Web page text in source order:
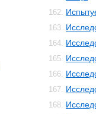
162.
163.
164.
165.
166.
167.
168.